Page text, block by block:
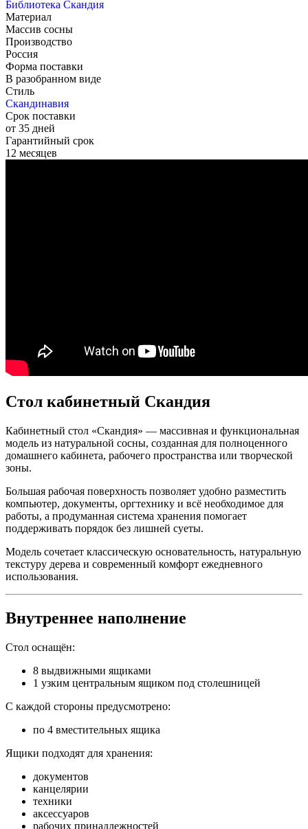
Библиотека Скандия
Материал
Массив сосны
Производство
Россия
Форма поставки
В разобранном виде
Стиль
Скандинавия
Срок поставки
от 35 дней
Гарантийный срок
12 месяцев
Стол кабинетный Скандия
Кабинетный стол «Скандия» — массивная и функциональная
модель из натуральной сосны, созданная для полноценного
домашнего кабинета, рабочего пространства или творческой
зоны.
Большая рабочая поверхность позволяет удобно разместить
компьютер, документы, оргтехнику и всё необходимое для
работы, а продуманная система хранения помогает
поддерживать порядок без лишней суеты.
Модель сочетает классическую основательность, натуральную
текстуру дерева и современный комфорт ежедневного
использования.
Внутреннее наполнение
Стол оснащён:
8 выдвижными ящиками
1 узким центральным ящиком под столешницей
С каждой стороны предусмотрено:
по 4 вместительных ящика
Ящики подходят для хранения:
документов
канцелярии
техники
аксессуаров
рабочих принадлежностей